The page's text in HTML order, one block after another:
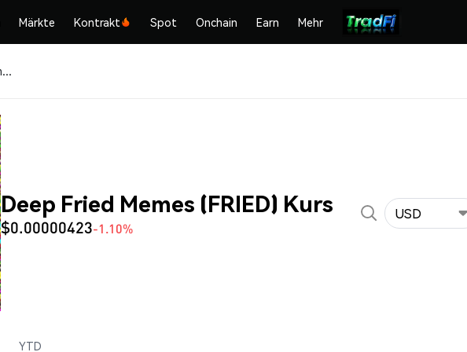
Märkte Kontrakt Spot Onchain Earn Mehr
FRIED (Deep Fried Memes)
Deep Fried Memes (FRIED) Kurs
$0.00000423-1.10%
USD
YTD